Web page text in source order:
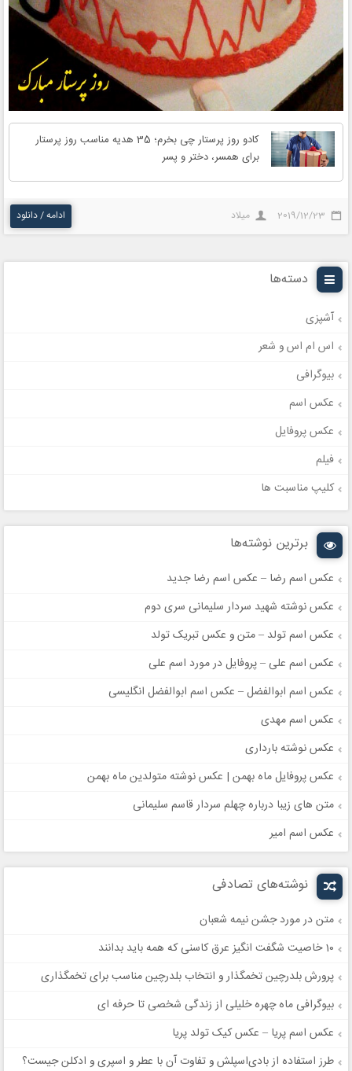
کادو روز پرستار چی بخرم؛ 35 هدیه مناسب روز پرستار
برای همسر، دختر و پسر
2019/12/23 میلاد ادامه / دانلود
دسته‌ها
آشپزی
اس ام اس و شعر
بیوگرافی
عکس اسم
عکس پروفایل
فیلم
کلیپ مناسبت ها
برترین نوشته‌ها
عکس اسم رضا – عکس اسم رضا جدید
عکس نوشته شهید سردار سلیمانی سری دوم
عکس اسم تولد – متن و عکس تبریک تولد
عکس اسم علی – پروفایل در مورد اسم علی
عکس اسم ابوالفضل – عکس اسم ابوالفضل انگلیسی
عکس اسم مهدی
عکس نوشته بارداری
عکس پروفایل ماه بهمن | عکس نوشته متولدین ماه بهمن
متن های زیبا درباره چهلم سردار قاسم سلیمانی
عکس اسم امیر
نوشته‌های تصادفی
متن در مورد جشن نیمه شعبان
10 خاصیت شگفت انگیز عرق کاسنی که همه باید بدانند
پرورش بلدرچین تخمگذار و انتخاب بلدرچین مناسب برای تخمگذاری
بیوگرافی ماه چهره خلیلی از زندگی شخصی تا حرفه ای
عکس اسم پریا – عکس کیک تولد پریا
طرز استفاده از بادی‌اسپلش و تفاوت آن با عطر و اسپری و ادکلن جیست؟